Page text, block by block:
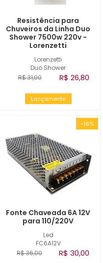
Lorenzetti
Duo Shower
Resistência para
Chuveiros da Linha Duo
Shower 7500w 220v -
Lorenzetti
R$ 31,00 R$ 26,80
Lançamento
-16%
Led
FC6A12V
Fonte Chaveada 6A 12V
para 110/220V
R$ 36,00 R$ 30,00